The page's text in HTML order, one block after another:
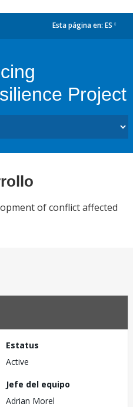
Esta página en: ES
Project
of conflict affected
Estatus
Active
Jefe del equipo
Adrian Morel